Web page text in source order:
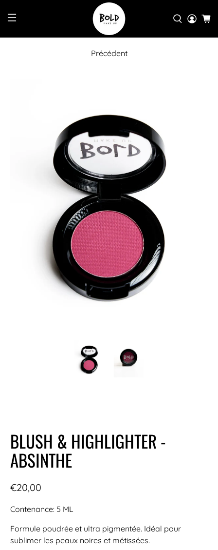
Précédent
BLUSH & HIGHLIGHTER -
ABSINTHE
€20,00
Contenance: 5 ML
Formule poudrée et ultra pigmentée. Idéal pour
sublimer les peaux noires et métissées.